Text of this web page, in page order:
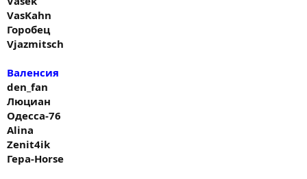
VasKahn
Горобец
Vjazmitsch
Валенсия
den_fan
Люциан
Одесса-76
Alina
Zenit4ik
Гера-Horse